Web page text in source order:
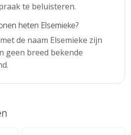
te beluisteren.
heten Elsemieke?
de naam Elsemieke zijn
geen breed bekende